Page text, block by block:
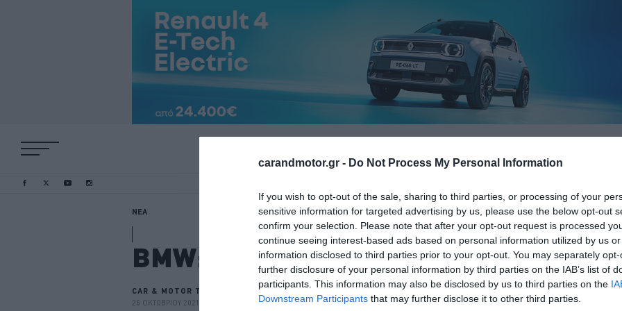
carandmotor.gr - Do Not Process My Personal Information
If you wish to opt-out of the sale, sharing to third parties, or processing of your
sensitive information for targeted advertising by us, please use the below opt-out
confirm your selection. Please note that after your opt-out request is processed
continue seeing interest-based ads based on personal information utilized by us
information disclosed to third parties prior to your opt-out. You may separately
further disclosure of your personal information by third parties on the IAB’s list of
participants. This information may also be disclosed by us to third parties on the
Downstream Participants that may further disclose it to other third parties.
ΝΕΑ
BMW: Ξεκίνησε η παραγωγή της
CAR & MOTOR TEAM
26 ΟΚΤΩΒΡΙΟΥ 2021